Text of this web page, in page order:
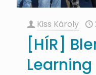
Kiss Károly
[HÍR]
Learning